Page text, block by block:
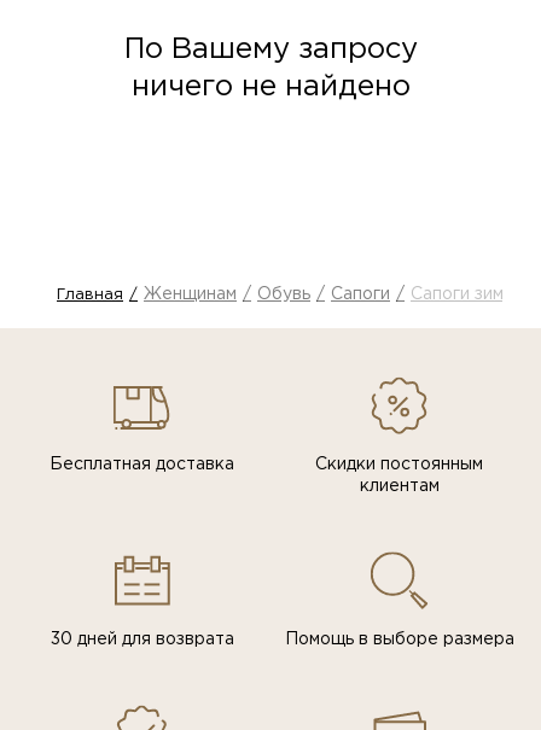
По Вашему запросу
ничего не найдено
Главная Женщинам Обувь Сапоги Сапоги зимние
Бесплатная доставка
Скидки постоянным
клиентам
30 дней для возврата Помощь в выборе размера